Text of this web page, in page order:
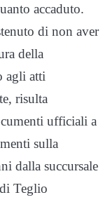
accaduto.
di non aver
della
agli atti
risulta
ufficiali a
sulla
dalla succursale
Teglio